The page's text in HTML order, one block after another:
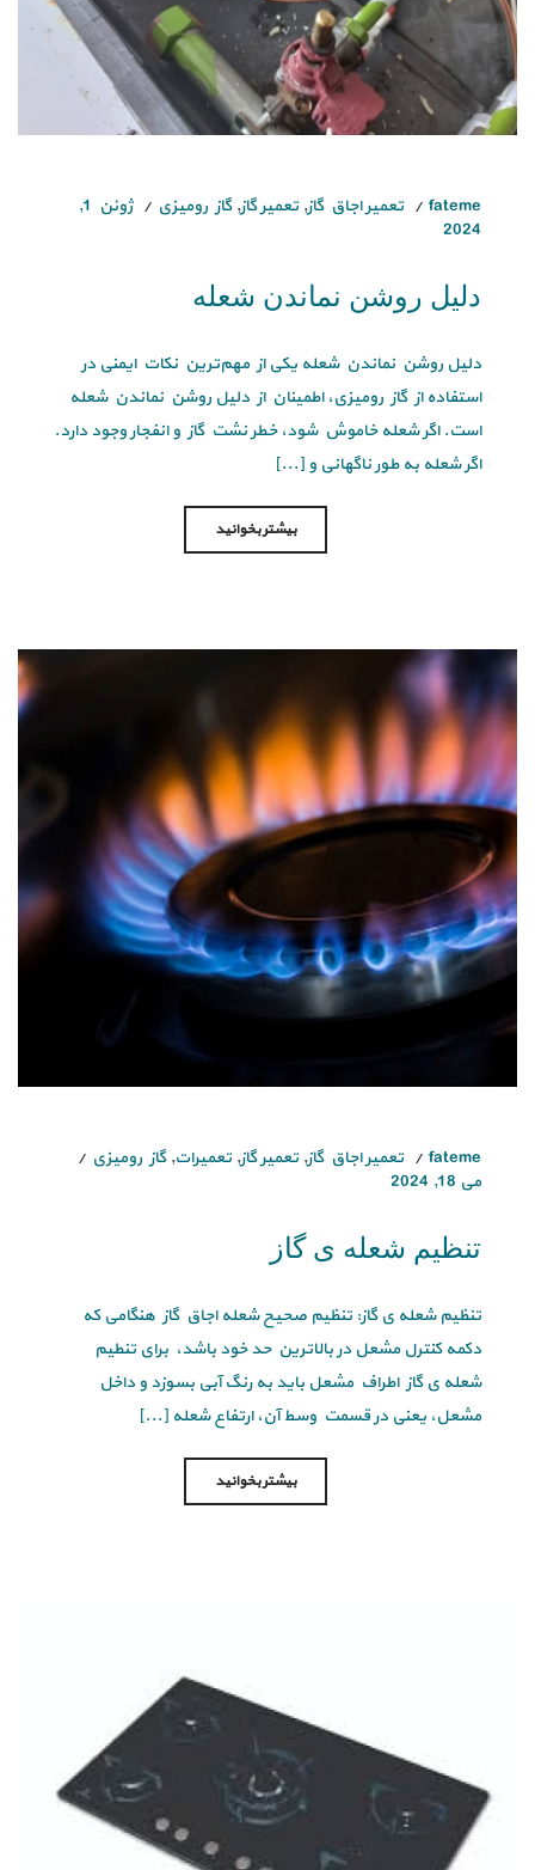
fateme تعمیر اجاق گاز, تعمیر گاز,گاز رومیزی
ژوئن 1,
2024
دلیل روشن نماندن شعله
دلیل روشن نماندن شعله یکی از مهم‌ترین نکات ایمنی در
استفاده از گاز رومیزی، اطمینان از دلیل روشن نماندن شعله
است. اگر شعله خاموش شود، خطر نشت گاز و انفجار وجود دارد.
اگر شعله به طور ناگهانی و [...]
بیشتر بخوانید
fateme تعمیر اجاق گاز, تعمیر گاز, تعمیرات,گاز رومیزی
می 18, 2024
تنظیم شعله ی گاز
تنظیم شعله ی گاز: تنظیم صحیح شعله اجاق گاز هنگامی که
دکمه کنترل مشعل در بالاترین حد خود باشد، برای تنطیم
شعله ی گاز اطراف مشعل باید به رنگ آبی بسوزد و داخل
مشعل، یعنی در قسمت وسط آن، ارتفاع شعله [...]
بیشتر بخوانید